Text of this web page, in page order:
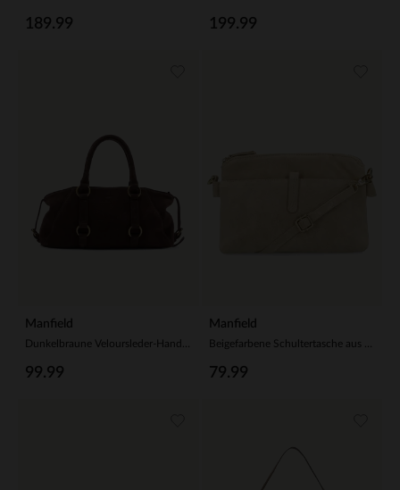
189.99 199.99
Manfield
99.99
Manfield
79.99